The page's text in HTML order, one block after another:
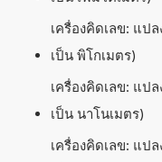
เครื่องคิดเลข: แป
เป็น พิโกเมตร)
เครื่องคิดเลข: แป
เป็น นาโนเมตร)
เครื่องคิดเลข: แป